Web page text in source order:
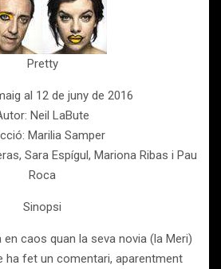
Pretty
al 12 de juny de 2016
Neil LaBute
Marilia Samper
Sara Espígul, Mariona Ribas i Pau
Roca
Sinopsi
en caos quan la seva novia (la Meri)
ha fet un comentari, aparentment